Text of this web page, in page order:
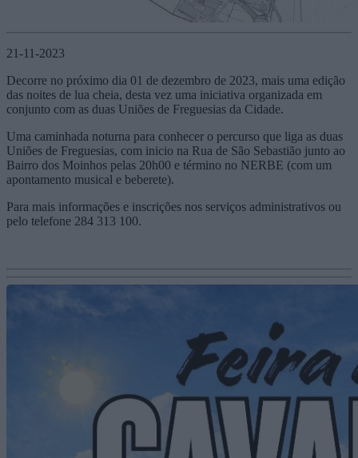
21-11-2023
Decorre no próximo dia 01 de dezembro de 2023, mais uma edição
das noites de lua cheia, desta vez uma iniciativa organizada em
conjunto com as duas Uniões de Freguesias da Cidade.
Uma caminhada noturna para conhecer o percurso que liga as duas
Uniões de Freguesias, com inicio na Rua de São Sebastião junto ao
Bairro dos Moinhos pelas 20h00 e término no NERBE (com um
apontamento musical e beberete).
Para mais informações e inscrições nos serviços administrativos ou
pelo telefone 284 313 100.